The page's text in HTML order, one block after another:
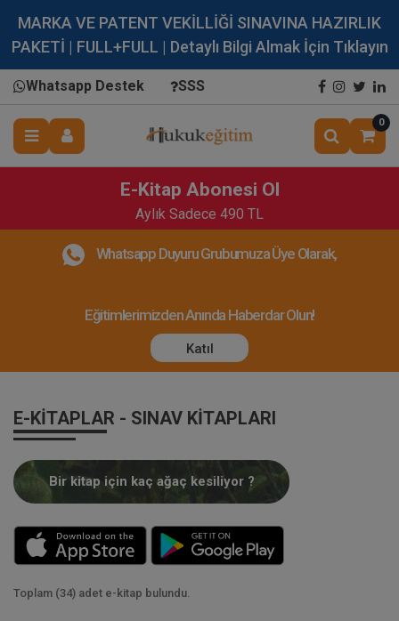
MARKA VE PATENT VEKİLLİĞİ SINAVINA HAZIRLIK
PAKETİ | FULL+FULL | Detaylı Bilgi Almak İçin Tıklayın
Whatsapp Destek SSS
0
E-Kitap Abonesi Ol
Aylık Sadece 490 TL
Whatsapp Duyuru Grubumuza Üye Olarak,
Eğitimlerimizden Anında Haberdar Olun!
Katıl
E-KITAPLAR - SINAV KITAPLARI
Bir kitap için kaç ağaç kesiliyor ?
Toplam (34) adet e-kitap bulundu.